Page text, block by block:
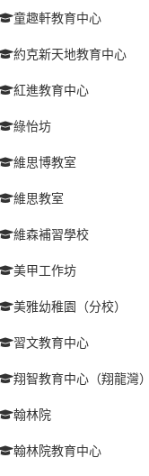
童趣軒教育中心
約克新天地教育中心
紅進教育中心
綠怡坊
維思博教室
維思教室
維森補習學校
美甲工作坊
美雅幼稚園（分校）
習文教育中心
翔智教育中心（翔龍灣）
翰林院
翰林院教育中心